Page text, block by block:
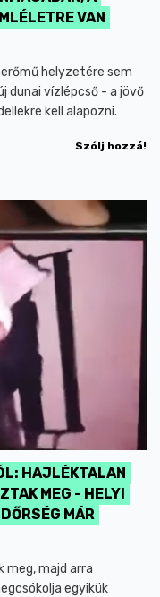
VAN
helyzetére sem
dunai vízlépcső - a jövő
kell alapozni.
Szólj hozzá!
HAJLÉKTALAN
MEG - HELYI
MÁR
majd arra
egyikük